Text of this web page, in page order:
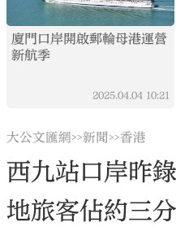
廈門口岸開啟郵輪母港運營
新航季
2025.04.04 10:21
大公文匯網>>新聞>>香港
西九站口岸昨
地旅客佔約三